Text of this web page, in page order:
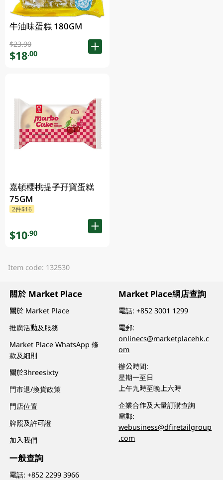
牛油味蛋糕 180GM
$23.90
$18.00
嘉頓櫻桃提子孖寶蛋糕
75GM
2件$16
$10.90
Item code: 132530
關於 Market Place
關於 Market Place
推廣活動及服務
Market Place WhatsApp 條
款及細則
關於3hreesixty
門市退/換貨政策
門店位置
牌照及許可證
加入我們
一般查詢
電話:+852 2299 3966
Market Place網店查詢
電話:+852 3001 1299
電郵:
onlinecs@marketplacehk.c
om
辦公時間:
星期一至日
上午九時至晚上六時
企業合作及大量訂購查詢
電郵:
webusiness@dfiretailgroup
.com